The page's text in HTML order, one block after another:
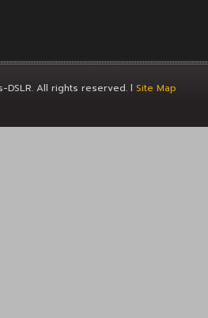
All rights reserved. l Site Map